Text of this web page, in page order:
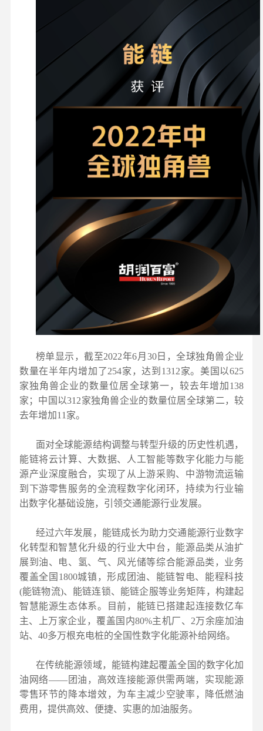
榜单显示，截至2022年6月30日，全球独角兽企业
数量在半年内增加了254家，达到1312家。美国以625
家独角兽企业的数量位居全球第一，较去年增加138
家；中国以312家独角兽企业的数量位居全球第二，较
去年增加11家。
面对全球能源结构调整与转型升级的历史性机遇，
能链将云计算、大数据、人工智能等数字化能力与能
源产业深度融合，实现了从上游采购、中游物流运输
到下游零售服务的全流程数字化闭环，持续为行业输
出数字化基础设施，引领交通能源行业发展。
经过六年发展，能链成长为助力交通能源行业数字
化转型和智慧化升级的行业大中台，能源品类从油扩
展到油、电、氢、气、风光储等综合能源品类，业务
覆盖全国1800城镇，形成团油、能链智电、能程科技
(能链物流)、能链连锁、能链企服等业务矩阵，构建起
智慧能源生态体系。目前，能链已搭建起连接数亿车
主、上万家企业，覆盖国内80%主机厂、2万余座加油
站、40多万根充电桩的全国性数字化能源补给网络。
在传统能源领域，能链构建起覆盖全国的数字化加
油网络——团油，高效连接能源供需两端，实现能源
零售环节的降本增效，为车主减少空驶率，降低燃油
费用，提供高效、便捷、实惠的加油服务。